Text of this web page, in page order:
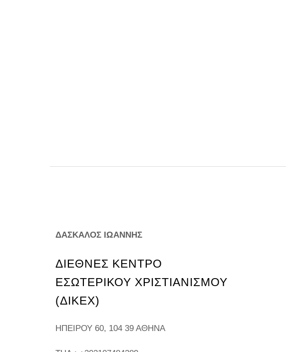
ΔΑΣΚΑΛΟΣ ΙΩΑΝΝΗΣ
ΔΙΕΘΝΕΣ ΚΕΝΤΡΟ
ΕΣΩΤΕΡΙΚΟΥ ΧΡΙΣΤΙΑΝΙΣΜΟΥ
(ΔΙΚΕΧ)
ΗΠΕΊΡΟΥ 60, 104 39 ΑΘΉΝΑ